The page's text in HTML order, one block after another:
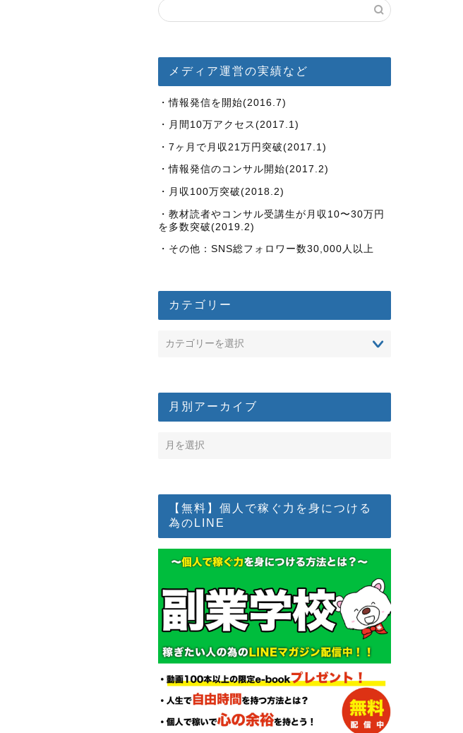
メディア運営の実績など
・情報発信を開始(2016.7)
・月間10万アクセス(2017.1)
・7ヶ月で月収21万円突破(2017.1)
・情報発信のコンサル開始(2017.2)
・月収100万突破(2018.2)
・教材読者やコンサル受講生が月収10〜30万円
を多数突破(2019.2)
・その他：SNS総フォロワー数30,000人以上
カテゴリー
月別アーカイブ
【無料】個人で稼ぐ力を身につける
為のLINE